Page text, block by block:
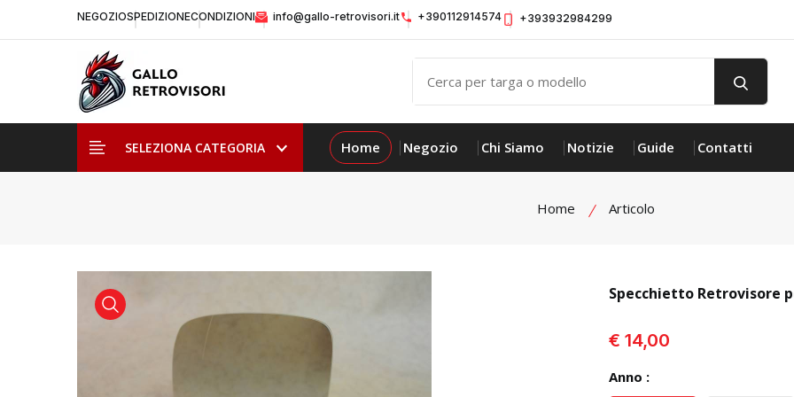
NEGOZIOSPEDIZIONECONDIZIONI info@gallo-retrovisori.it +390112914574 +393932984299
SELEZIONA CATEGORIA Home Negozio Chi Siamo Notizie Guide Contatti
Home Articolo
visualizza prodotto
Specchietto Retrovisore
€ 14,00
Anno :